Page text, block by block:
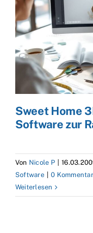
Sweet Home
Software zur
Von Nicole P
Software
0
Weiterlesen